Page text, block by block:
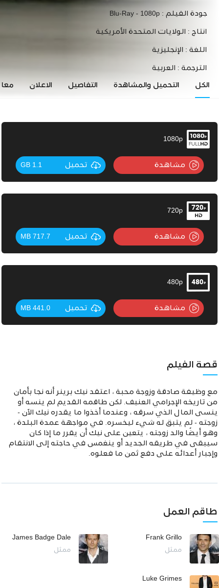
جودة الفيلم : Blu-Ray - 1080p
انتاج : الولايات المتحدة الأمريكية
اللغة : الإنجليزية
الترجمة : العربية
الكل التحميل والمشاهدة التفاصيل الاعلان
1080p
مشاهدة تحميل 1.1 GB
720p
مشاهدة تحميل 717.7 MB
480p
مشاهدة تحميل 441.0 MB
قصة الفيلم
مع وظيفة صادقة وزوجة محبة ، اعتقد نيك برينر أنه نجا بأمان
من تاريخه الإجرامي العنيف. لكن طاقمه القديم لم ينسه أو
ينسى المال الذي سرقه ، وعندما أخذوا ما يقدره نيك الآن -
زوجته - لم يتبق له شيء ليخسره. في مواجهة عمدة البلدة ،
وهو أيضًا والد زوجته ، يتعين على نيك أن يقرر ما إذا كان
سيبقى في طريقه الجديد أو ينغمس في حاجته إلى الانتقام
وإجبار أعدائه على دفع ثمن ما فعلوه.
طاقم العمل
Frank Grillo
ممثل
James Badge Dale
ممثل
Luke Grimes